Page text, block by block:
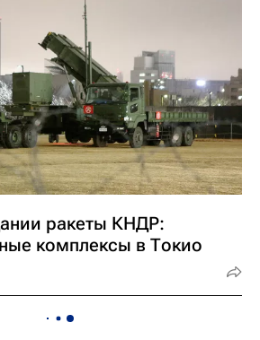
ракеты КНДР:
комплексы в Токио